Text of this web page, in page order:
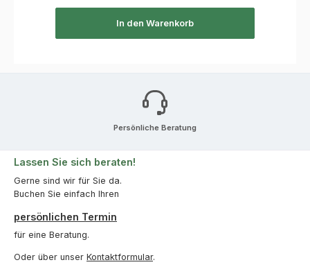
In den Warenkorb
Persönliche Beratung
Lassen Sie sich beraten!
Gerne sind wir für Sie da.
Buchen Sie einfach Ihren
persönlichen Termin
für eine Beratung.
Oder über unser Kontaktformular.